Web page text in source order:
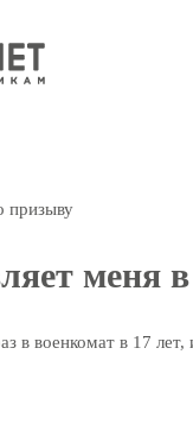
призыву
меня
в военкомат в 17